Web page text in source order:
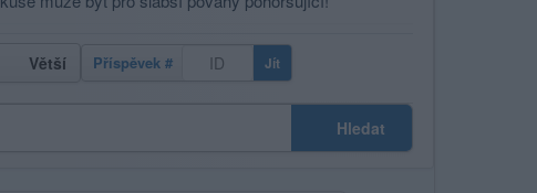
Větší Příspěvek # Jít
Hledat